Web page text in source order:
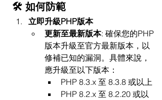
🛠️ 如何防範
立即升級PHP版本
更新至最新版本: 確保您的PHP
版本升級至官方最新版本，以
修補已知的漏洞。具體來說，
應升級至以下版本：
PHP 8.3.x 至 8.3.8 或以上
PHP 8.2.x 至 8.2.20 或以